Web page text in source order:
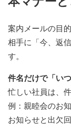
案内メールの目
相手に「今、返
す。
件名だけで「い
忙しい社員は、
例：親睦会のお
お知らせと出欠